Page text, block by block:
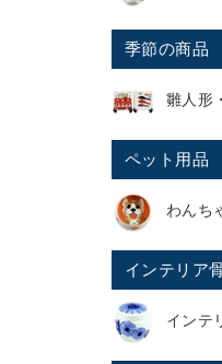
季節の商品
雛人形
ペット用品
わんち
インテリア
インテ